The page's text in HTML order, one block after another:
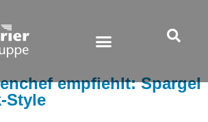
empfiehlt: Spargel
Style